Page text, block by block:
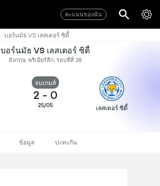
คะแนนของฉัน
บอร์นมัธ VS เลสเตอร์ ซิตี้
บอร์นมัธ VS เลสเตอร์ ซิตี้
อังกฤษ, พรีเมียร์ลีก, รอบที่สี่ 38
จบเกมส์
2 - 0
25/05 เลสเตอร์ ซิตี้
ข้อมูล ปะทะกัน